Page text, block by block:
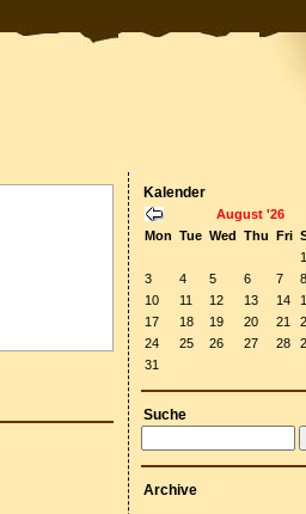
Kalender
August '26
Mon Tue Wed Thu Fri
1
3
4 5 6 7 8
10
11 12 13 14
17
18 19 20 21
24
25 26 27 28
31
Suche
Archive